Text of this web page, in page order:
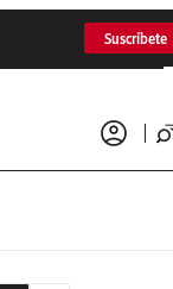
Suscríbete